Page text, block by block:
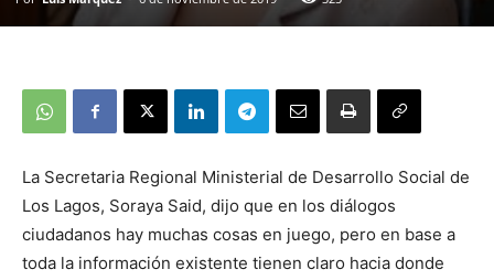
La Secretaria Regional Ministerial de Desarrollo Social de
Los Lagos, Soraya Said, dijo que en los diálogos
ciudadanos hay muchas cosas en juego, pero en base a
toda la información existente tienen claro hacia donde